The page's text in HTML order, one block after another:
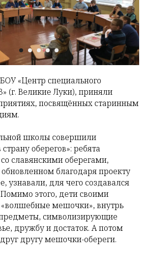
«Центр специального
(г. Великие Луки), приняли
посвящённых старинным
школы совершили
оберегов»: ребята
славянскими оберегами,
благодаря проекту
узнавали, для чего создавался
этого, дети своими
мешочки», внутрь
символизирующие
дружбу и достаток. А потом
другу мешочки-обереги.